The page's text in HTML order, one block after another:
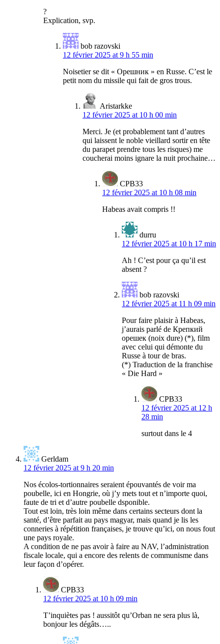
?
Explication, svp.
bob razovski
12 février 2025 at 9 h 55 min
Noisetier se dit « Орешник » en Russe. C’est le
petit nom du missile qui fait de gros trous.
Aristarkke
12 février 2025 at 10 h 00 min
Merci. Je (et probablement tant d’autres
qui laissent le noble vieillard sortir en tête
du parapet prendre tous les risques) me
coucherai moins ignare la nuit prochaine…
CPB33
12 février 2025 at 10 h 08 min
Habeas avait compris !!
durru
12 février 2025 at 10 h 17 min
Ah ! C’est pour ça qu’il est
absent ?
bob razovski
12 février 2025 at 11 h 09 min
Pour faire plaisir à Habeas,
j’aurais parlé de Крепкий
орешек (noix dure) (*), film
avec celui qui démonte du
Russe à tour de bras.
(*) Traduction de la franchise
« Die Hard »
CPB33
12 février 2025 at 12 h
28 min
surtout dans le 4
Gerldam
12 février 2025 at 9 h 20 min
Nos écolos-tortionnaires seraient épouvantés de voir ma
poubelle, ici en Hongrie, où j’y mets tout et n’importe quoi,
faute de tri et d’autre poubelle dsponible.
Tout est loin, très loin même dans certains secteurs dont la
santé, d’être parfait au pays magyar, mais quand je lis les
conneries à répétition françaises, je trouve qu’ici, on nous fout
une pays royale.
A condition de ne pas avoir à faire au NAV, l’administration
fiscale locale, qui a encore des relents de communisme dans
leur façon d’opérer.
CPB33
12 février 2025 at 10 h 09 min
T’inquiètes pas ! aussitôt qu’Orban ne sera plus là,
bonjour les dégâts…..